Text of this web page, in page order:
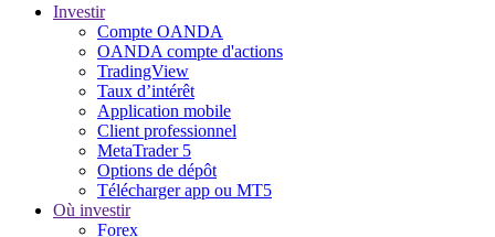
Investir
Compte OANDA
OANDA compte d'actions
TradingView
Taux d’intérêt
Application mobile
Client professionnel
MetaTrader 5
Options de dépôt
Télécharger app ou MT5
Où investir
Forex